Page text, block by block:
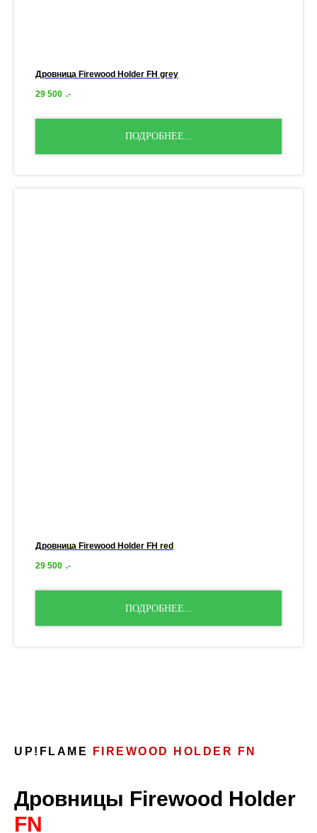
Дровница Firewood Holder FH grey
29 500 .-
ПОДРОБНЕЕ...
Дровница Firewood Holder FH red
29 500 .-
ПОДРОБНЕЕ...
UP!FLAME FIREWOOD HOLDER FN
Дровницы Firewood Holder
FN